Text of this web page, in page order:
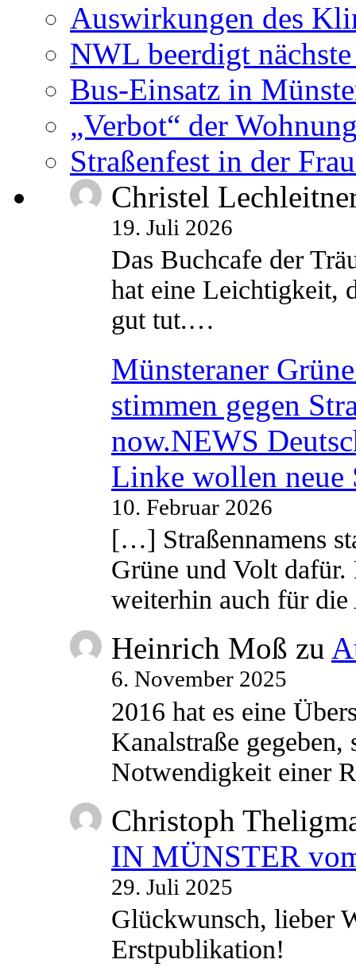
Auswirkungen des
NWL beerdigt
Bus-Einsatz in
„Verbot“ der
Straßenfest in der
Christel
19. Juli 2026
Das Buchcafe der
hat eine Leichtigkeit,
gut tut.…
Münsteraner
stimmen gegen
now.NEWS
Linke wollen neue
10. Februar 2026
[…] Straßennamens
Grüne und Volt
weiterhin auch für
Heinrich Moß zu
6. November 2025
2016 hat es eine
Kanalstraße
Notwendigkeit einer
Christoph
IN MÜNSTER
29. Juli 2025
Glückwunsch, lieber
Erstpublikation!